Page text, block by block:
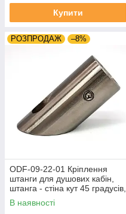
Купити
РОЗПРОДАЖ –8%
ODF-09-22-01 Кріплення
штанги для душових кабін,
штанга - стіна кут 45 градусів,
під штангу 16 мм, матове
В наявності